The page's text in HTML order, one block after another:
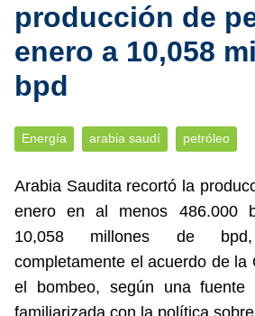
producción de
enero a 10,058
bpd
Energía arabia saudí petróleo
Arabia Saudita recortó la
enero en al menos 486.000
10,058 millones de bpd,
completamente el acuerdo de la
el bombeo, según una fuente
familiarizada con la política